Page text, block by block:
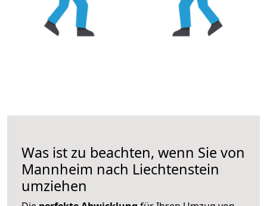
Was ist zu beachten, wenn Sie von
Mannheim nach Liechtenstein
umziehen